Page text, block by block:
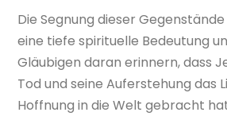
Die Segnung dieser
eine tiefe spirituelle Bedeutung
Gläubigen daran erinnern, dass
Tod und seine Auferstehung das
Hoffnung in die Welt gebracht